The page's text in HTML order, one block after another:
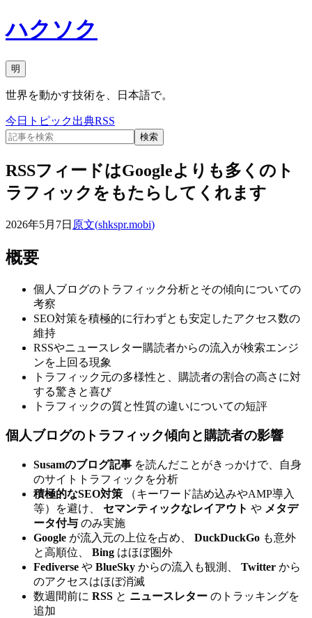
ハクソク
明
世界を動かす技術を、日本語で。
今日 トピック出典RSS
検索
RSSフィードはGoogleよりも多くのト
ラフィックをもたらしてくれます
2026年5月7日 原文(shkspr.mobi)
概要
個人ブログのトラフィック分析とその傾向についての
考察
SEO対策を積極的に行わずとも安定したアクセス数の
維持
RSSやニュースレター購読者からの流入が検索エンジ
ンを上回る現象
トラフィック元の多様性と、購読者の割合の高さに対
する驚きと喜び
トラフィックの質と性質の違いについての短評
個人ブログのトラフィック傾向と購読者の影響
Susamのブログ記事 を読んだことがきっかけで、自身
のサイトトラフィックを分析
積極的なSEO対策 （キーワード詰め込みやAMP導入
等）を避け、 セマンティックなレイアウト や メタデ
ータ付与 のみ実施
Google が流入元の上位を占め、 DuckDuckGo も意外
と高順位、 Bing はほぼ圏外
Fediverse や BlueSky からの流入も観測、 Twitter から
のアクセスはほぼ消滅
数週間前に RSS と ニュースレター のトラッキングを
追加